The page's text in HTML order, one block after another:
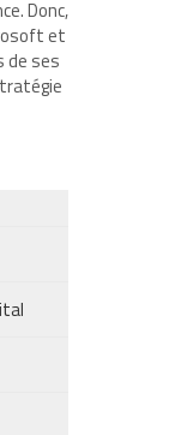
Donc,
et
de ses